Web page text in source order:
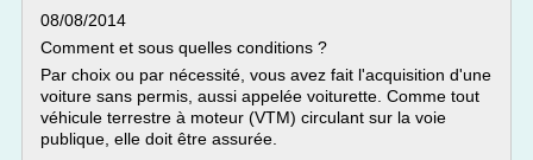
08/08/2014
Comment et sous quelles conditions ?
Par choix ou par nécessité, vous avez fait l'acquisition d'une
voiture sans permis, aussi appelée voiturette. Comme tout
véhicule terrestre à moteur (VTM) circulant sur la voie
publique, elle doit être assurée.